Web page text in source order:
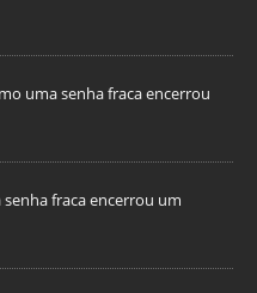
uma senha fraca encerrou
fraca encerrou um